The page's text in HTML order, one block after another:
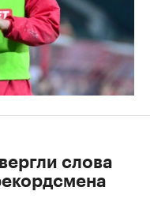
слова